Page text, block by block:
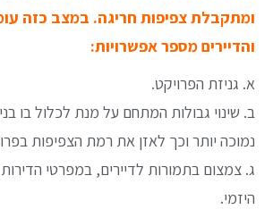
ומתקבלתצפיפות חריגה. במצב כזה
והדיירים מספר אפשרויות:
א. גניזת הפרויקט.
ב. שינוי גבולות המתחם על מנת לכלול בו
נמוכה יותר וכך לאזן את רמת הצפיפות
ג. צמצום בתמורות לדיירים, במפרטי
היזמי.